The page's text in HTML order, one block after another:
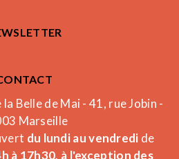
la Belle de Mai - 41, rue Jobin -
Marseille
du lundi au vendredi de
à 17h30, à l'exception des